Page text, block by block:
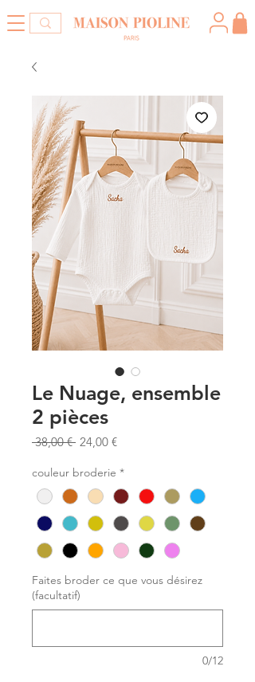
Le Nuage, ensemble
2 pièces
38,00 € Prix
24,00 €Prix
couleur broderie *
Faites broder ce que vous désirez
(facultatif)
0/12